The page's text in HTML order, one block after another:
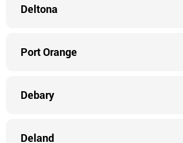
Deltona
Port Orange
Debary
Deland